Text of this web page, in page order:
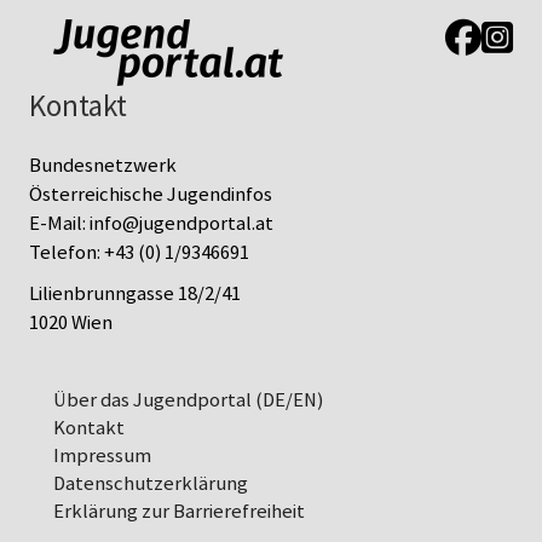
Link zur
Link
Kontakt
Bundesnetzwerk
Österreichische Jugendinfos
E-Mail:info@jugendportal.at
Telefon:+43 (0) 1/9346691
Lilienbrunngasse 18/2/41
1020 Wien
Über das Jugendportal (DE/EN)
Kontakt
Impressum
Datenschutz­erklärung
Erklärung zur Barrierefreiheit